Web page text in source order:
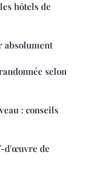
hôtels de
absolument
selon
: conseils
d'œuvre de